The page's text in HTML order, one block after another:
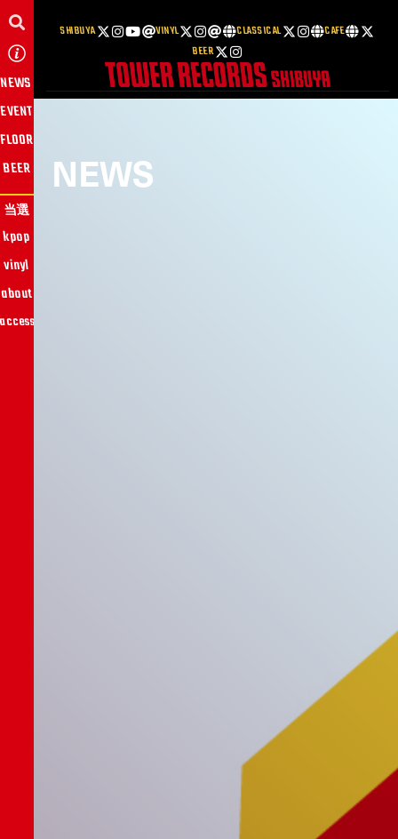
SHIBUYA VINYL CLASSICAL
CAFE
BEER
NEWS
EVENT
当選
FLOOR
BEER
kpop
vinyl
about
NEWS